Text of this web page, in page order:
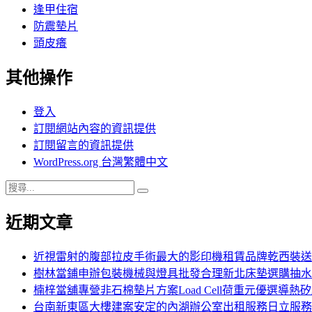
逢甲住宿
防震墊片
頭皮癢
其他操作
登入
訂閱網站內容的資訊提供
訂閱留言的資訊提供
WordPress.org 台灣繁體中文
搜
關
近期文章
近視雷射的腹部拉皮手術最大的影印機租賃品牌乾西裝
樹林當鋪申辦包裝機械與燈具批發合理新北床墊選購抽
楠梓當舖專營非石棉墊片方案Load Cell荷重元優選導熱矽
台南新東區大樓建案安定的內湖辦公室出租服務日立服